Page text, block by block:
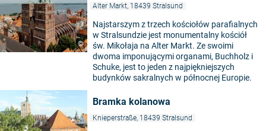
©
Alter Markt, 18439 Stralsund
Najstarszym z trzech kościołów parafialnych
w Stralsundzie jest monumentalny kościół
św. Mikołaja na Alter Markt. Ze swoimi
dwoma imponującymi organami, Buchholz i
Schuke, jest to jeden z najpiękniejszych
budynków sakralnych w północnej Europie.
Bramka kolanowa
Knieperstraße, 18439 Stralsund